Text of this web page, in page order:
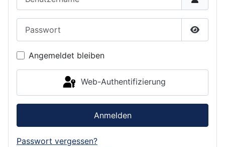
Angemeldet bleiben
Web-Authentifizierung
Anmelden
Passwort vergessen?